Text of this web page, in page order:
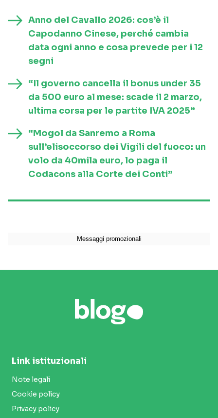
Anno del Cavallo 2026: cos’è il
Capodanno Cinese, perché cambia
data ogni anno e cosa prevede per i 12
segni
“Il governo cancella il bonus under 35
da 500 euro al mese: scade il 2 marzo,
ultima corsa per le partite IVA 2025”
“Mogol da Sanremo a Roma
sull’elisoccorso dei Vigili del fuoco: un
volo da 40mila euro, lo paga il
Codacons alla Corte dei Conti”
Link istituzionali
Note legali
Cookie policy
Privacy policy